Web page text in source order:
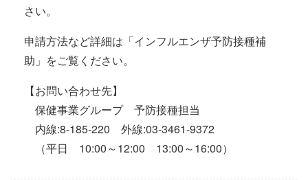
さい。
申請方法など詳細は「インフルエンザ予防接種補
助」をご覧ください。
【お問い合わせ先】
保健事業グループ 予防接種担当
内線:8-185-220 外線:03-3461-9372
（平日 10:00～12:00 13:00～16:00）